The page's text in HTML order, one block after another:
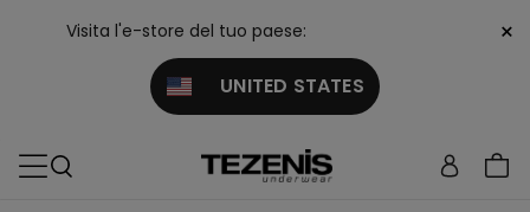
Visita l'e-store del tuo paese:
UNITED STATES
×